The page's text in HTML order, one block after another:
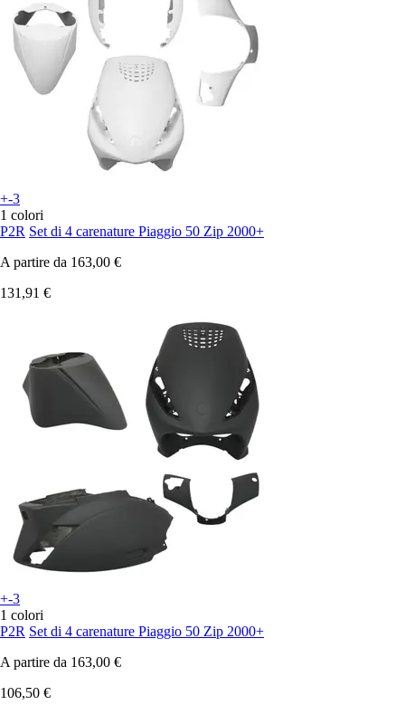
+-3
1 colori
P2R Set di 4 carenature Piaggio 50 Zip 2000+
A partire da 163,00 €
131,91 €
+-3
1 colori
P2R Set di 4 carenature Piaggio 50 Zip 2000+
A partire da 163,00 €
106,50 €